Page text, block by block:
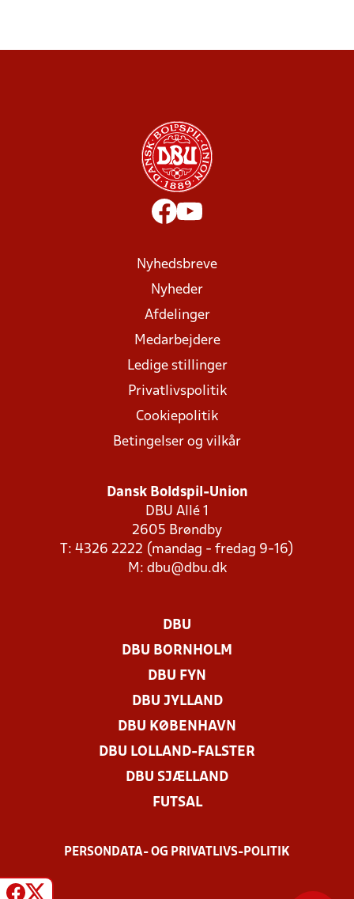
Nyhedsbreve
Nyheder
Afdelinger
Medarbejdere
Ledige stillinger
Privatlivspolitik
Cookiepolitik
Betingelser og vilkår
Dansk Boldspil-Union
DBU Allé 1
2605 Brøndby
T: 4326 2222 (mandag - fredag 9-16)
M: dbu@dbu.dk
DBU
DBU BORNHOLM
DBU FYN
DBU JYLLAND
DBU KØBENHAVN
DBU LOLLAND-FALSTER
DBU SJÆLLAND
FUTSAL
PERSONDATA- OG PRIVATLIVS-POLITIK